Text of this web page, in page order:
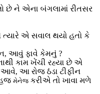
છે ને એના બંગલામાં રીતસર
ત્યારે એ સવાલ થયો હતો કે
આવું ફાવે કેમનું ?
કામ ખેંચી રહ્યા છે એ
આવે, આ રોજ ઠંડા ટીફીન
મેનેજ કરીએ તો ખાવા મળે